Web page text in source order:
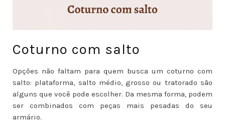
Coturno com salto
Opções não faltam para quem busca um coturno com
salto: plataforma, salto médio, grosso ou tratorado são
alguns que você pode escolher. Da mesma forma, podem
ser combinados com peças mais pesadas do seu
armário.